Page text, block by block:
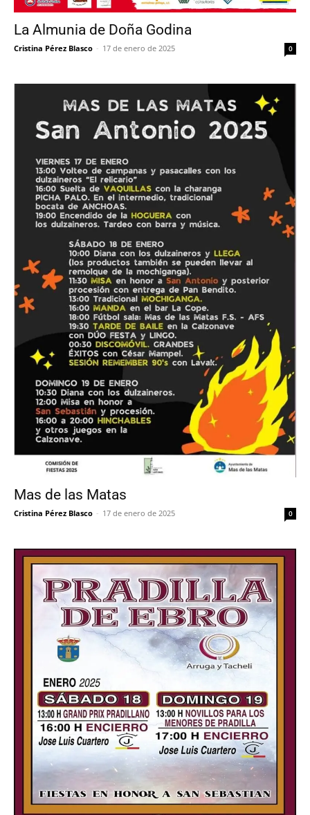
La Almunia de Doña Godina
Cristina Pérez Blasco - 17 de enero de 2025 0
Mas de las Matas
Cristina Pérez Blasco - 17 de enero de 2025 0